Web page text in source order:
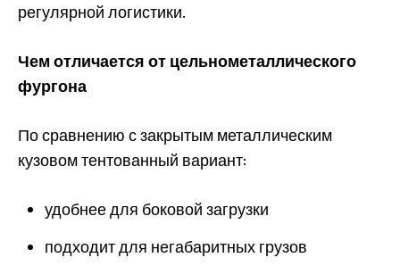
регулярной логистики.
Чем отличается от цельнометаллического
фургона
По сравнению с закрытым металлическим
кузовом тентованный вариант:
удобнее для боковой загрузки
подходит для негабаритных грузов